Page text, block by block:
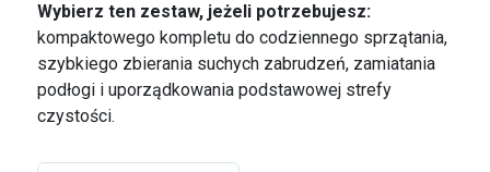
Wybierz ten zestaw, jeżeli potrzebujesz:
kompaktowego kompletu do codziennego sprzątania,
szybkiego zbierania suchych zabrudzeń, zamiatania
podłogi i uporządkowania podstawowej strefy
czystości.